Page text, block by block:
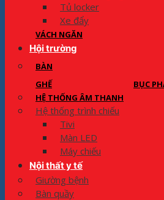
Tủ locker
Xe đẩy
VÁCH NGĂN
Hội trường
BÀN
GHẾ
BỤC
HỆ THỐNG ÂM THANH
Hệ thống trình chiếu
Tivi
Màn LED
Máy chiếu
Nội thất y tế
Giường bệnh
Bàn quầy